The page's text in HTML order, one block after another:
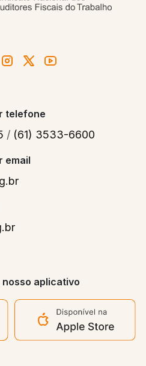
telefone
/ (61) 3533-6600
email
nosso aplicativo